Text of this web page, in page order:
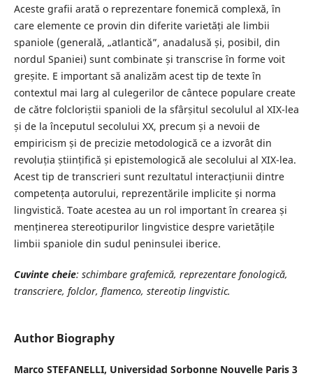
Aceste grafii arată o reprezentare fonemică complexă, în
care elemente ce provin din diferite varietăți ale limbii
spaniole (generală, „atlantică”, anadalusă și, posibil, din
nordul Spaniei) sunt combinate și transcrise în forme voit
greșite. E important să analizăm acest tip de texte în
contextul mai larg al culegerilor de cântece populare create
de către folcloriștii spanioli de la sfârșitul secolulul al XIX-lea
și de la începutul secolului XX, precum și a nevoii de
empiricism și de precizie metodologică ce a izvorât din
revoluția științifică și epistemologică ale secolului al XIX-lea.
Acest tip de transcrieri sunt rezultatul interacțiunii dintre
competența autorului, reprezentările implicite și norma
lingvistică. Toate acestea au un rol important în crearea și
menținerea stereotipurilor lingvistice despre varietățile
limbii spaniole din sudul peninsulei iberice.
Cuvinte cheie: schimbare grafemică, reprezentare fonologică,
transcriere, folclor, flamenco, stereotip lingvistic.
Author Biography
Marco STEFANELLI, Universidad Sorbonne Nouvelle Paris 3